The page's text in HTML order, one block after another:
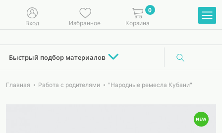
Вход Избранное
0
Корзина
Быстрый подбор материалов
Главная Работа с родителями "Народные ремесла Кубани"